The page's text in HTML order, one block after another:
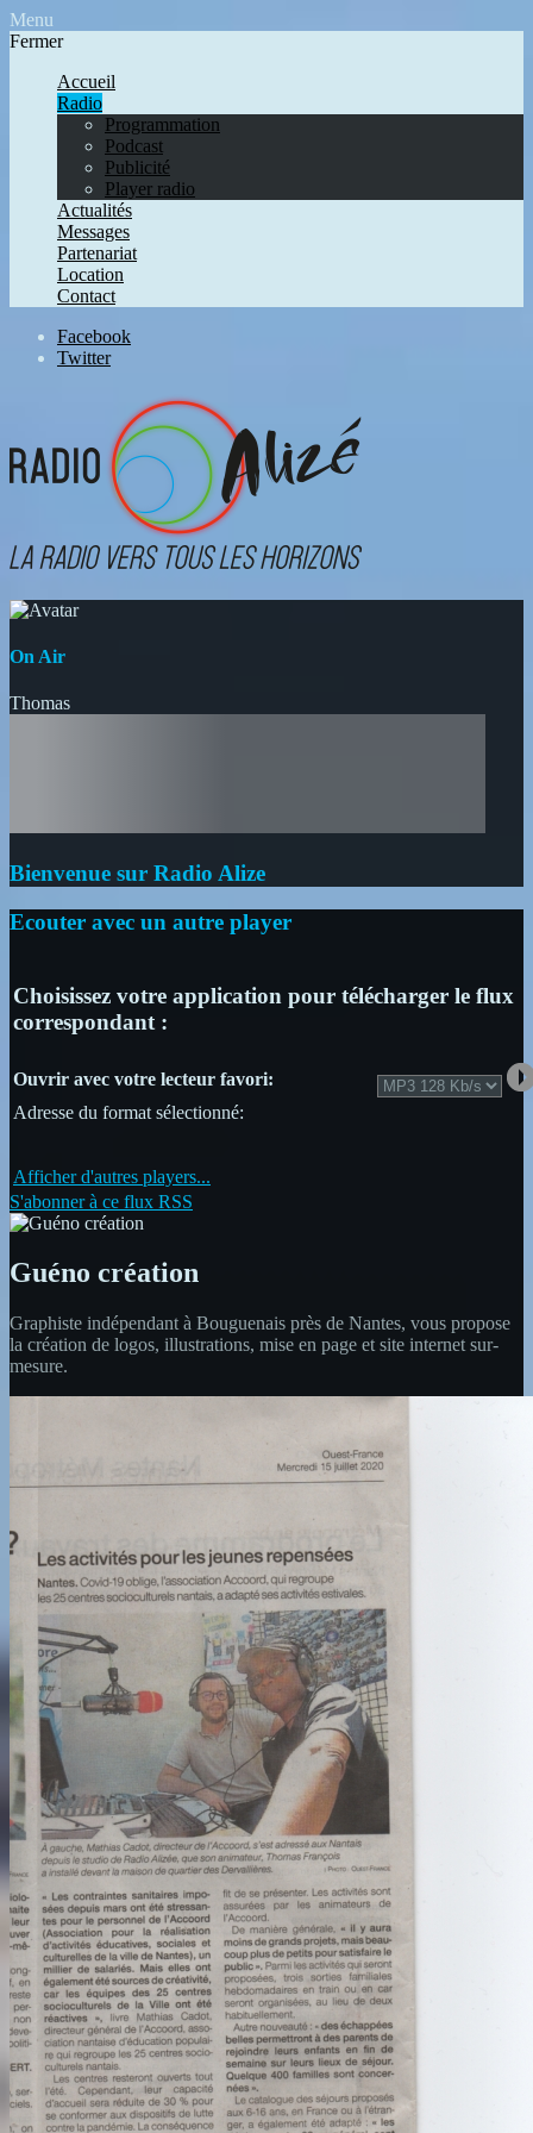
Menu
Fermer
Accueil
Radio
Programmation
Podcast
Publicité
Player radio
Actualités
Messages
Partenariat
Location
Contact
Facebook
Twitter
On Air
Thomas
Bienvenue sur Radio Alize
Ecouter avec un autre player
Choisissez votre application pour télécharger le flux
correspondant :
Ouvrir avec votre lecteur favori:
Adresse du format sélectionné:
Afficher d'autres players...
S'abonner à ce flux RSS
Guéno création
Graphiste indépendant à Bouguenais près de Nantes, vous propose
la création de logos, illustrations, mise en page et site internet sur-
mesure.